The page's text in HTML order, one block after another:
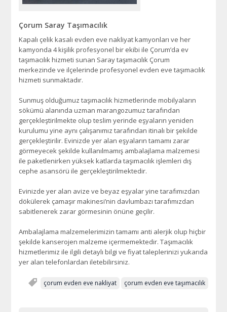
Çorum Saray Taşımacılık
Kapalı çelik kasalı evden eve nakliyat kamyonları ve her
kamyonda 4 kişilik profesyonel bir ekibi ile Çorum’da ev
taşımacılık hizmeti sunan Saray taşımacılık Çorum
merkezinde ve ilçelerinde profesyonel evden eve taşımacılık
hizmeti sunmaktadır.
Sunmuş olduğumuz taşımacılık hizmetlerinde mobilyaların
sökümü alanında uzman marangozumuz tarafından
gerçekleştirilmekte olup teslim yerinde eşyaların yeniden
kurulumu yine aynı çalışanımız tarafından itinalı bir şekilde
gerçekleştirilir. Evinizde yer alan eşyaların tamamı zarar
görmeyecek şekilde kullanılmamış ambalajlama malzemesi
ile paketlenirken yüksek katlarda taşımacılık işlemleri dış
cephe asansörü ile gerçekleştirilmektedir.
Evinizde yer alan avize ve beyaz eşyalar yine tarafımızdan
dökülerek çamaşır makinesi’nin davlumbazı tarafımızdan
sabitlenerek zarar görmesinin önüne geçilir.
Ambalajlama malzemelerimizin tamamı anti alerjik olup hiçbir
şekilde kanserojen malzeme içermemektedir. Taşımacılık
hizmetlerimiz ile ilgili detaylı bilgi ve fiyat taleplerinizi yukarıda
yer alan telefonlardan iletebilirsiniz.
çorum evden eve nakliyat çorum evden eve taşımacılık